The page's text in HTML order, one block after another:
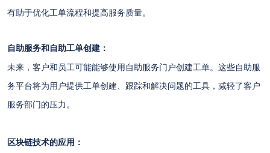
有助于优化工单流程和提高服务质量。
自助服务和自助工单创建：
未来，客户和员工可能能够使用自助服务门户创建工单。这些自助服
务平台将为用户提供工单创建、跟踪和解决问题的工具，减轻了客户
服务部门的压力。
区块链技术的应用：